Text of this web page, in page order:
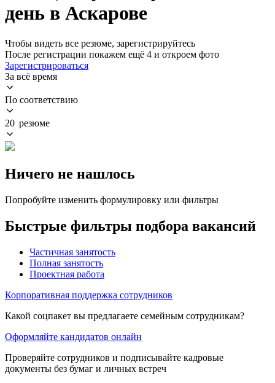
день в Аскарове
Чтобы видеть все резюме, зарегистрируйтесь
После регистрации покажем ещё 4 и откроем фото
Зарегистрироваться
За всё время
По соответствию
20 резюме
Ничего не нашлось
Попробуйте изменить формулировку или фильтры
Быстрые фильтры подбора вакансий
Частичная занятость
Полная занятость
Проектная работа
Корпоративная поддержка сотрудников
Какой соцпакет вы предлагаете семейным сотрудникам?
Оформляйте кандидатов онлайн
Проверяйте сотрудников и подписывайте кадровые
документы без бумаг и личных встреч